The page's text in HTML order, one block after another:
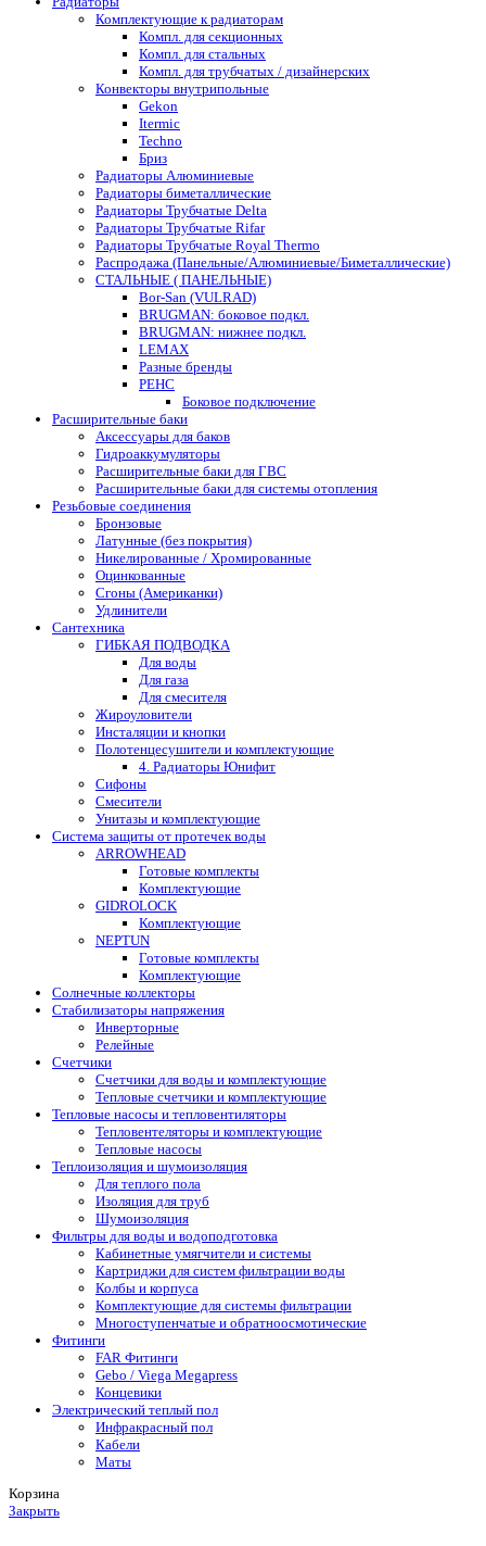
Комплектующие к радиаторам
Компл. для секционных
Компл. для стальных
Компл. для трубчатых / дизайнерских
Конвекторы внутрипольные
Gekon
Itermic
Techno
Бриз
Радиаторы Алюминиевые
Радиаторы биметаллические
Радиаторы Трубчатые Delta
Радиаторы Трубчатые Rifar
Радиаторы Трубчатые Royal Thermo
Распродажа (Панельные/Алюминиевые/Биметаллические)
СТАЛЬНЫЕ ( ПАНЕЛЬНЫЕ)
Bor-San (VULRAD)
BRUGMAN: боковое подкл.
BRUGMAN: нижнее подкл.
LEMAX
Разные бренды
РЕНС
Боковое подключение
Расширительные баки
Аксессуары для баков
Гидроаккумуляторы
Расширительные баки для ГВС
Расширительные баки для системы отопления
Резьбовые соединения
Бронзовые
Латунные (без покрытия)
Никелированные / Хромированные
Оцинкованные
Сгоны (Американки)
Удлинители
Сантехника
ГИБКАЯ ПОДВОДКА
Для воды
Для газа
Для смесителя
Жироуловители
Инсталяции и кнопки
Полотенцесушители и комплектующие
4. Радиаторы Юнифит
Сифоны
Смесители
Унитазы и комплектующие
Система защиты от протечек воды
ARROWHEAD
Готовые комплекты
Комплектующие
GIDROLOCK
Комплектующие
NEPTUN
Готовые комплекты
Комплектующие
Солнечные коллекторы
Стабилизаторы напряжения
Инверторные
Релейные
Счетчики
Счетчики для воды и комплектующие
Тепловые счетчики и комплектующие
Тепловые насосы и тепловентиляторы
Тепловентеляторы и комплектующие
Тепловые насосы
Теплоизоляция и шумоизоляция
Для теплого пола
Изоляция для труб
Шумоизоляция
Фильтры для воды и водоподготовка
Кабинетные умягчители и системы
Картриджи для систем фильтрации воды
Колбы и корпуса
Комплектующие для системы фильтрации
Многоступенчатые и обратноосмотические
Фитинги
FAR Фитинги
Gebo / Viega Megapress
Концевики
Электрический теплый пол
Инфракрасный пол
Кабели
Маты
Корзина
Закрыть